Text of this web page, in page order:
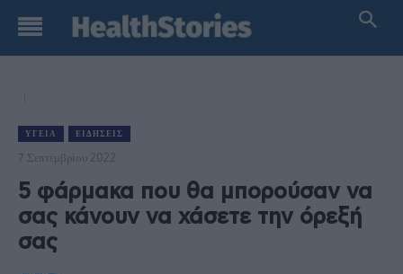
ΥΓΕΊΑ ΕΙΔΉΣΕΙΣ
7 Σεπτεμβρίου 2022
5 φάρμακα που θα μπορούσαν να
σας κάνουν να χάσετε την όρεξή
σας